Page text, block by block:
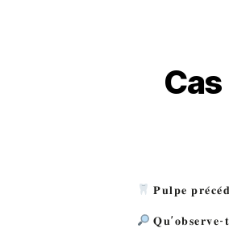
𝐏𝐮𝐥𝐩𝐞
𝐐𝐮’𝐨𝐛𝐬𝐞𝐫𝐯𝐞-